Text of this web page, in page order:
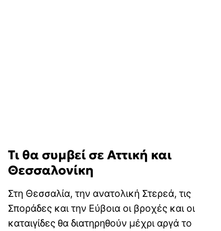
Τι θα συμβεί σε Αττική και
Θεσσαλονίκη
Στη Θεσσαλία, την ανατολική Στερεά, τις
Σποράδες και την Εύβοια οι βροχές και οι
καταιγίδες θα διατηρηθούν μέχρι αργά το